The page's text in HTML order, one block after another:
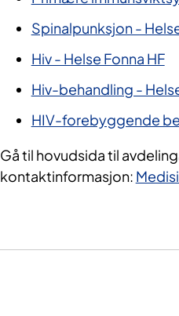
Spinalpunksjon -
Hiv - Helse Fonna HF
Hiv-behandling -
HIV-forebyggende
Gå til hovudsida til
kontaktinformasjon: